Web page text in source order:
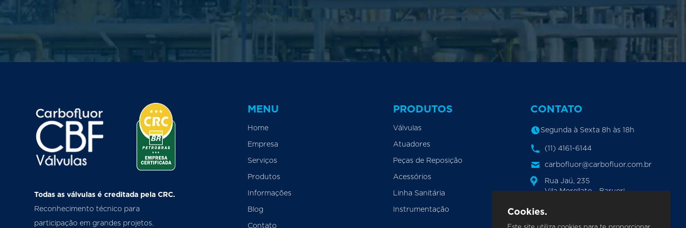
Todas as válvulas é creditada pela CRC.
Reconhecimento técnico para
participação em grandes projetos.
MENU
Home
Empresa
Serviços
Produtos
Informações
Blog
Contato
PRODUTOS
Válvulas
Atuadores
Peças de Reposição
Acessórios
Linha Sanitária
Instrumentação
CONTATO
Segunda à Sexta 8h às 18h
(11) 4161-6144
carbofluor@carbofluor.com.br
Rua Jaú, 235
Vila Morellato - Barueri
Cookies.